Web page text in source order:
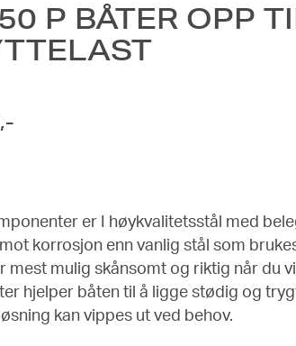
P BÅTER OPP
er I høykvalitetsstål med
korrosjon enn vanlig stål som
mest mulig skånsomt og riktig når du
hjelper båten til å ligge stødig og
kan vippes ut ved behov.